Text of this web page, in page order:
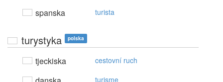
spanska turista
turystyka polska
tjeckiska cestovní ruch
turisme